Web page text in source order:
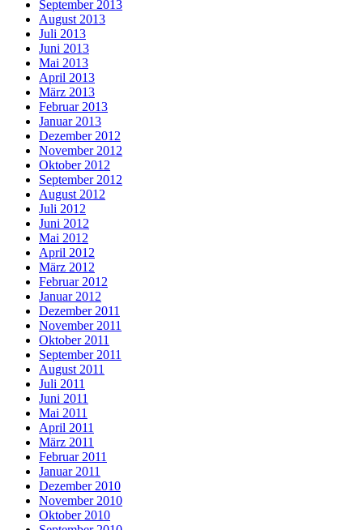
September 2013
August 2013
Juli 2013
Juni 2013
Mai 2013
April 2013
März 2013
Februar 2013
Januar 2013
Dezember 2012
November 2012
Oktober 2012
September 2012
August 2012
Juli 2012
Juni 2012
Mai 2012
April 2012
März 2012
Februar 2012
Januar 2012
Dezember 2011
November 2011
Oktober 2011
September 2011
August 2011
Juli 2011
Juni 2011
Mai 2011
April 2011
März 2011
Februar 2011
Januar 2011
Dezember 2010
November 2010
Oktober 2010